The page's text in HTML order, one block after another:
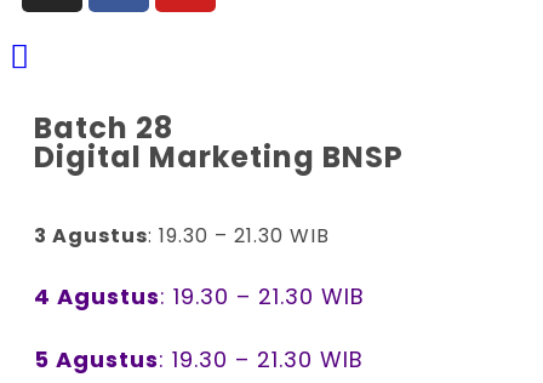
Batch 28
Digital Marketing BNSP
3 Agustus: 19.30 – 21.30 WIB
4 Agustus: 19.30 – 21.30 WIB
5 Agustus: 19.30 – 21.30 WIB